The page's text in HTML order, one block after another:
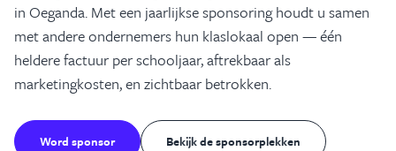
in Oeganda. Met een jaarlijkse sponsoring houdt u samen
met andere ondernemers hun klaslokaal open — één
heldere factuur per schooljaar, aftrekbaar als
marketingkosten, en zichtbaar betrokken.
Word sponsor Bekijk de sponsorplekken